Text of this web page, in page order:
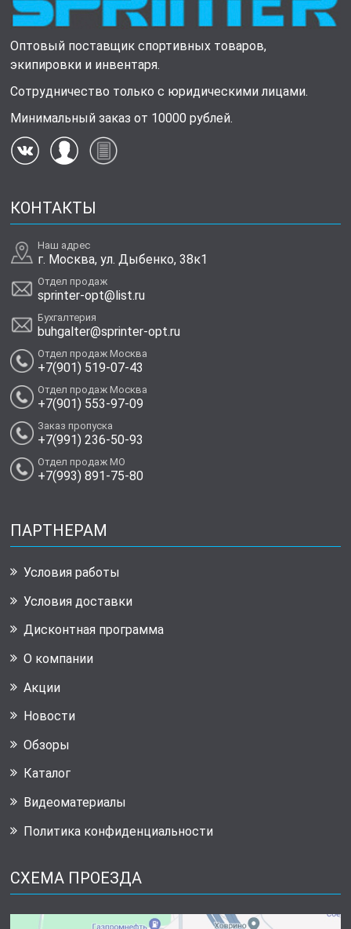
Оптовый поставщик спортивных товаров,
экипировки и инвентаря.
Сотрудничество только с юридическими лицами.
Минимальный заказ от 10000 рублей.
КОНТАКТЫ
Наш адрес
г. Москва, ул. Дыбенко, 38к1
Отдел продаж
sprinter-opt@list.ru
Бухгалтерия
buhgalter@sprinter-opt.ru
Отдел продаж Москва
+7(901) 519-07-43
Отдел продаж Москва
+7(901) 553-97-09
Заказ пропуска
+7(991) 236-50-93
Отдел продаж МО
+7(993) 891-75-80
ПАРТНЕРАМ
Условия работы
Условия доставки
Дисконтная программа
О компании
Акции
Новости
Обзоры
Каталог
Видеоматериалы
Политика конфиденциальности
СХЕМА ПРОЕЗДА